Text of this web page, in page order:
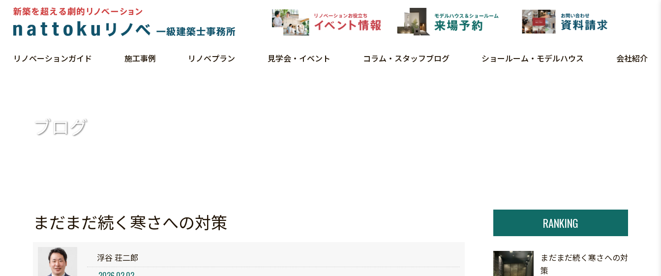
リノベーションガイド 施工事例 リノベプラン 見学会・イベント コラム・スタッフブログ ショールーム・モデルハウス 会社紹介
ブログ
まだまだ続く寒さへの対策
浮谷 荘二郎
RANKING
まだまだ続く寒さへの対
策